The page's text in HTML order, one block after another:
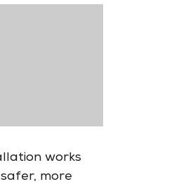
works
more